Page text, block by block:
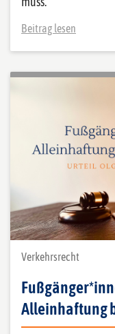
Beitrag lesen
Verkehrsrecht
Alleinhaftung